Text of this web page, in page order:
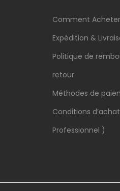
Comment Acheter
Expédition &
Politique de
retour
Méthodes de
Conditions
Professionnel )